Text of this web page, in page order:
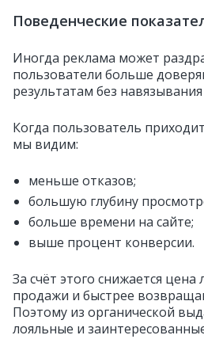
Поведенческие
Иногда реклама может
пользователи больше
результатам без
Когда пользователь
мы видим:
меньше отказов;
большую глубину
больше времени на сайте;
выше процент конверсии.
За счёт этого снижается
продажи и быстрее
Поэтому из органической
лояльные и